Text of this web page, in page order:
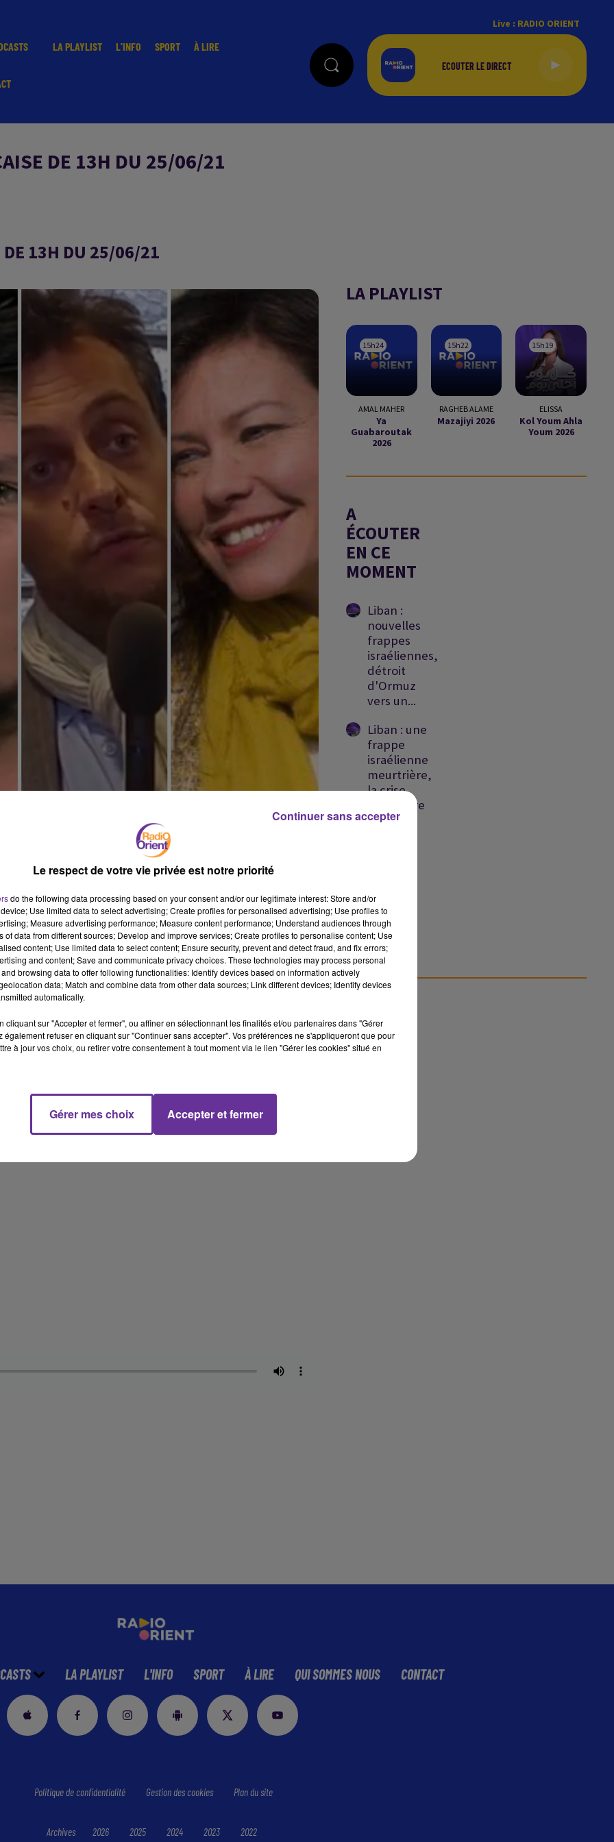
LA PLAYLIST L'INFO SPORT À LIRE
Live : RADIO ORIENT
DE 13H DU 25/06/21
DE 13H DU 25/06/21
DE LA TUNISIE. ILS TENTAIENT DE
responsables des communautés chrétiennes du Liban. Une
la situation du Liban” nous dira le directeur de l’Oeuvre d’Orient
pour un logement social ne sont pas relogés. Peut-on créer
Florent Guéguen, président de l’Office public de l’habitat de
de la stratégie vaccinale est favorable à une vaccination
de la liste Envie d’Ile-de-France à Paris avec Laurent Saint-
se maintient au second tour des régionales dimanche en Ile de
la réponse de Deborah Pawlik.
LA PLAYLIST
15h24
15h24
AMAL MAHER
Ya
Guabaroutak
2026
15h22
15h22
RAGHEB ALAME
Mazajiyi 2026
15h19
15h19
ELISSA
Kol Youm Ahla
Youm 2026
A
ÉCOUTER
EN CE
MOMENT
Liban :
nouvelles
frappes
israéliennes,
détroit
d'Ormuz
vers un...
Liban : une
frappe
israélienne
meurtrière,
la crise
migratoire
se...
menace
l’Iran,
Gaza :
Israël
rejette
LA PLAYLIST L'INFO SPORT À LIRE QUI SOMMES NOUS CONTACT
Politique de confidentialité Gestion des cookies Plan du site
Archives 2026 2025 2024 2023 2022
Le respect de votre vie privée est notre priorité
do the following data processing based on your consent and/or our legitimate interest: Store and/or
Use limited data to select advertising; Create profiles for personalised advertising; Use profiles to
Measure advertising performance; Measure content performance; Understand audiences through
of data from different sources; Develop and improve services; Create profiles to personalise content; Use
content; Use limited data to select content; Ensure security, prevent and detect fraud, and fix errors;
and content; Save and communicate privacy choices. These technologies may process personal
browsing data to offer following functionalities: Identify devices based on information actively
data; Match and combine data from other data sources; Link different devices; Identify devices
automatically.
cliquant sur "Accepter et fermer", ou affiner en sélectionnant les finalités et/ou partenaires dans "Gérer
également refuser en cliquant sur "Continuer sans accepter". Vos préférences ne s'appliqueront que pour
à jour vos choix, ou retirer votre consentement à tout moment via le lien "Gérer les cookies" situé en
Gérer mes choix Accepter et fermer
Continuer sans accepter